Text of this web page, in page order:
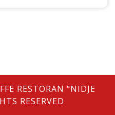
RESTORAN "NIDJE
RESERVED